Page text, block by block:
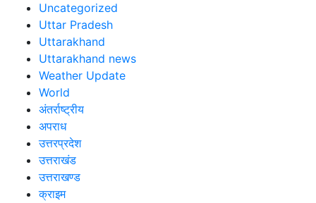
Uncategorized
Uttar Pradesh
Uttarakhand
Uttarakhand news
Weather Update
World
अंतर्राष्ट्रीय
अपराध
उत्तरप्रदेश
उत्तराखंड
उत्तराखण्ड
क्राइम